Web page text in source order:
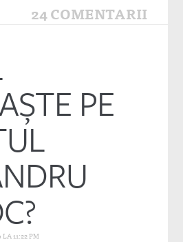
24 COMENTARII
PE
11:22 PM